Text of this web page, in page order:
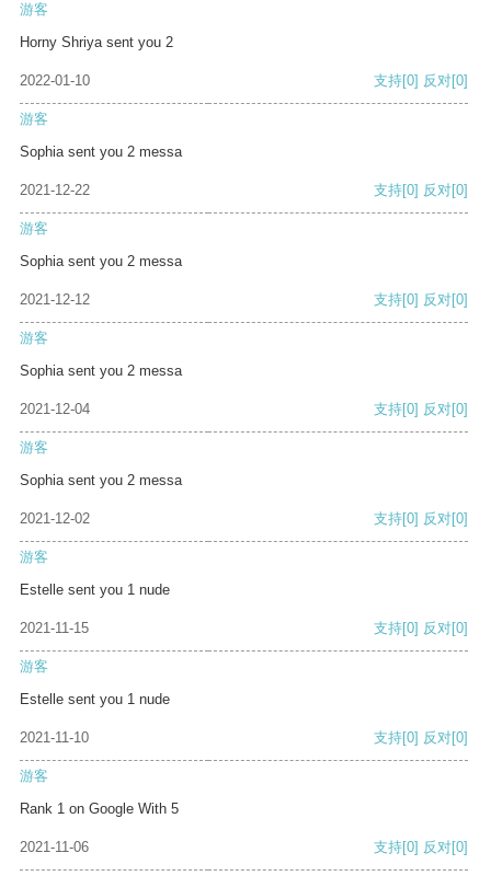
游客
Horny Shriya sent you 2
2022-01-10 支持[0] 反对[0]
游客
Sophia sent you 2 messa
2021-12-22 支持[0] 反对[0]
游客
Sophia sent you 2 messa
2021-12-12 支持[0] 反对[0]
游客
Sophia sent you 2 messa
2021-12-04 支持[0] 反对[0]
游客
Sophia sent you 2 messa
2021-12-02 支持[0] 反对[0]
游客
Estelle sent you 1 nude
2021-11-15 支持[0] 反对[0]
游客
Estelle sent you 1 nude
2021-11-10 支持[0] 反对[0]
游客
Rank 1 on Google With 5
2021-11-06 支持[0] 反对[0]